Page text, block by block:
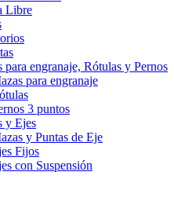
Libre
para engranaje, Rótulas y Pernos
para engranaje
3 puntos
y Ejes
y Puntas de Eje
Fijos
con Suspensión